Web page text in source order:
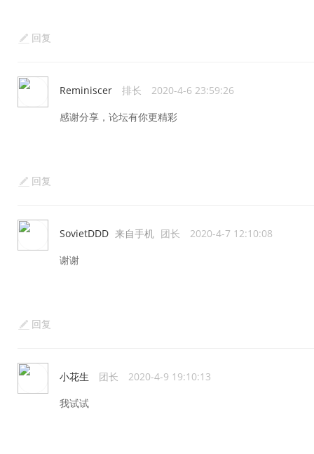
回复
Reminiscer 排长 2020-4-6 23:59:26
感谢分享，论坛有你更精彩
回复
SovietDDD 来自手机 团长 2020-4-7 12:10:08
谢谢
回复
小花生 团长 2020-4-9 19:10:13
我试试